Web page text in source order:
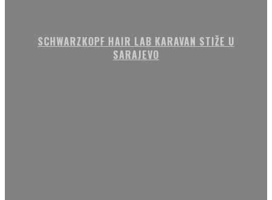
SCHWARZKOPF HAIR LAB KARAVAN STIŽE U
SARAJEVO